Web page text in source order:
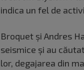
indica un fel de
Broquet și Andres
seismice și au
lor, degajarea din